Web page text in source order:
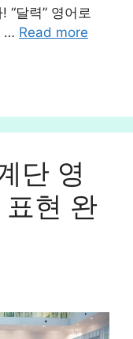
“달력” 영어로
… Read more
단 영
표현 완